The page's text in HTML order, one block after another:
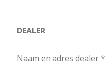
DEALER
Naam en adres dealer *